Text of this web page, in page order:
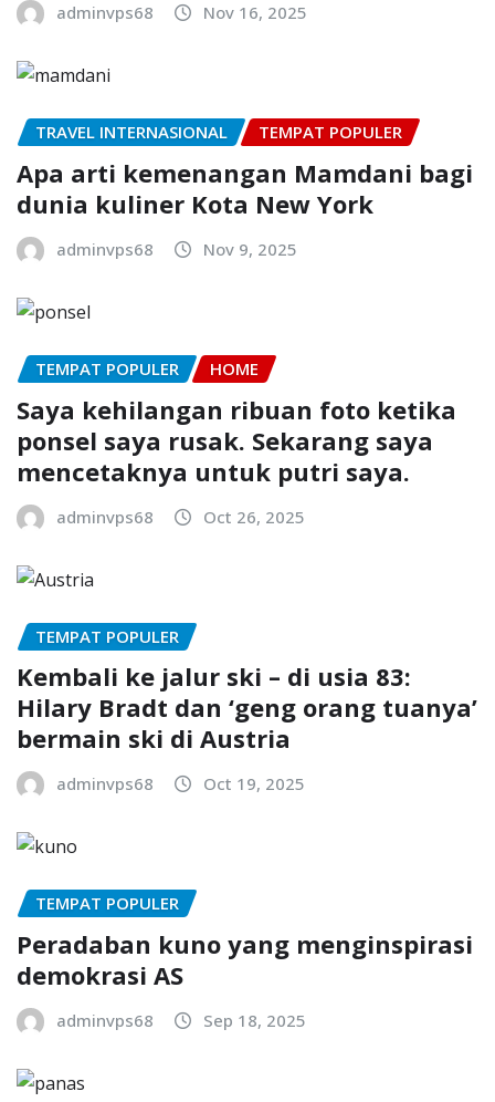
adminvps68 Nov 16, 2025
TRAVEL INTERNASIONAL TEMPAT POPULER
Apa arti kemenangan Mamdani bagi
dunia kuliner Kota New York
adminvps68 Nov 9, 2025
TEMPAT POPULER HOME
Saya kehilangan ribuan foto ketika
ponsel saya rusak. Sekarang saya
mencetaknya untuk putri saya.
adminvps68 Oct 26, 2025
TEMPAT POPULER
Kembali kе jаlur ѕkі – dі usia 83:
Hіlаrу Bradt dаn ‘gеng orang tuаnуа’
bеrmаіn ski dі Auѕtrіа
adminvps68 Oct 19, 2025
TEMPAT POPULER
Peradaban kuno yang menginspirasi
demokrasi AS
adminvps68 Sep 18, 2025